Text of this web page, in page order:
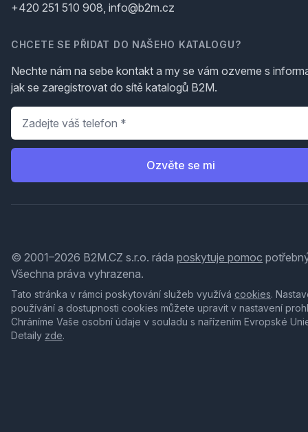
+420 251 510 908, info@b2m.cz
CHCETE SE PŘIDAT DO NAŠEHO KATALOGU?
Nechte nám na sebe kontakt a my se vám ozveme s
jak se zaregistrovat do sítě katalogů B2M.
Telefon
Ozvěte se mi
© 2001–2026 B2M.CZ s.r.o. ráda poskytuje pomoc
Všechna práva vyhrazena.
Tato stránka v rámci poskytování služeb využívá cookies.
používání a dostupnosti cookies můžete upravit v nastavení
Chráníme Vaše osobní údaje v souladu s nařízením Evropské
Detaily zde.